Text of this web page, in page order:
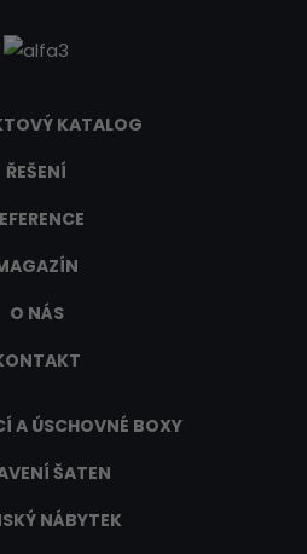
KATALOG
ŘEŠENÍ
O NÁS
A ÚSCHOVNÉ BOXY
ŠATEN
NÁBYTEK